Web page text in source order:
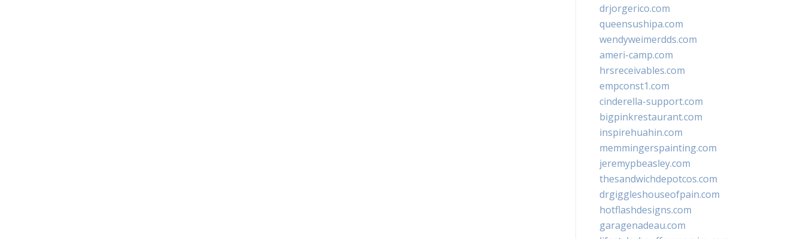
drjorgerico.com
queensushipa.com
wendyweimerdds.com
ameri-camp.com
hrsreceivables.com
empconst1.com
cinderella-support.com
bigpinkrestaurant.com
inspirehuahin.com
memmingerspainting.com
jeremypbeasley.com
thesandwichdepotcos.com
drgiggleshouseofpain.com
hotflashdesigns.com
garagenadeau.com